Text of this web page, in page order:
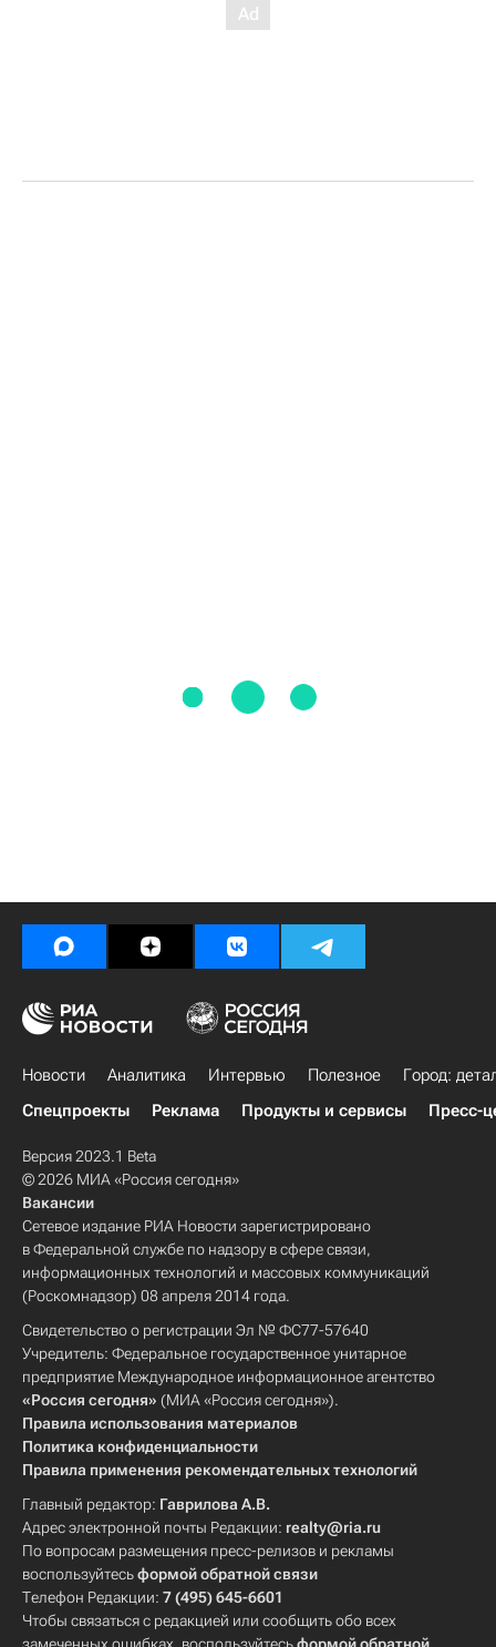
Новости Аналитика Интервью Полезное
Город:
Спецпроекты
Реклама Продукты и сервисы Пресс-
Версия 2023.1 Beta
© 2026 МИА «Россия сегодня»
Вакансии
Сетевое издание РИА Новости зарегистрировано
в Федеральной службе по надзору в сфере связи,
информационных технологий и массовых коммуникаций
(Роскомнадзор) 08 апреля 2014 года.
Свидетельство о регистрации Эл № ФС77-57640
Учредитель: Федеральное государственное унитарное
предприятие Международное информационное агентство
«Россия сегодня» (МИА «Россия сегодня»).
Правила использования материалов
Политика конфиденциальности
Правила применения рекомендательных технологий
Главный редактор: Гаврилова А.В.
Адрес электронной почты Редакции: realty@ria.ru
По вопросам размещения пресс-релизов и рекламы
воспользуйтесьформой обратной связи
Телефон Редакции: 7 (495) 645-6601
Чтобы связаться с редакцией или сообщить обо всех